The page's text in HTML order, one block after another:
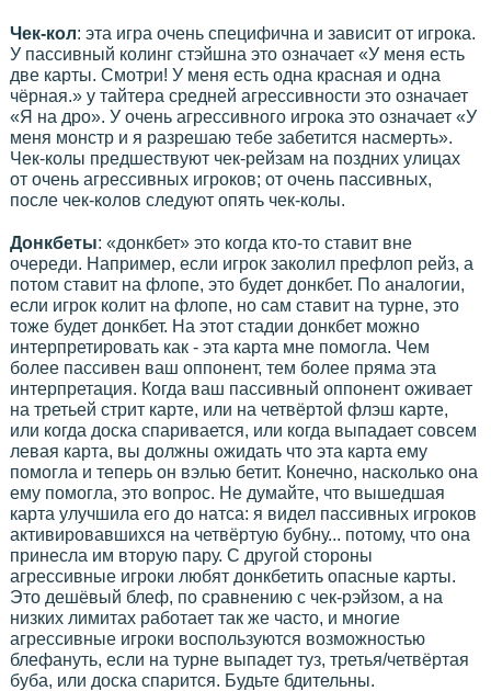
Чек-кол: эта игра очень специфична и зависит от игрока.
У пассивный колинг стэйшна это означает «У меня есть
две карты. Смотри! У меня есть одна красная и одна
чёрная.» у тайтера средней агрессивности это означает
«Я на дро». У очень агрессивного игрока это означает «У
меня монстр и я разрешаю тебе забетится насмерть».
Чек-колы предшествуют чек-рейзам на поздних улицах
от очень агрессивных игроков; от очень пассивных,
после чек-колов следуют опять чек-колы.
Донкбеты: «донкбет» это когда кто-то ставит вне
очереди. Например, если игрок заколил префлоп рейз, а
потом ставит на флопе, это будет донкбет. По аналогии,
если игрок колит на флопе, но сам ставит на турне, это
тоже будет донкбет. На этот стадии донкбет можно
интерпретировать как - эта карта мне помогла. Чем
более пассивен ваш оппонент, тем более пряма эта
интерпретация. Когда ваш пассивный оппонент оживает
на третьей стрит карте, или на четвёртой флэш карте,
или когда доска спаривается, или когда выпадает совсем
левая карта, вы должны ожидать что эта карта ему
помогла и теперь он вэлью бетит. Конечно, насколько она
ему помогла, это вопрос. Не думайте, что вышедшая
карта улучшила его до натса: я видел пассивных игроков
активировавшихся на четвёртую бубну... потому, что она
принесла им вторую пару. С другой стороны
агрессивные игроки любят донкбетить опасные карты.
Это дешёвый блеф, по сравнению с чек-рэйзом, а на
низких лимитах работает так же часто, и многие
агрессивные игроки воспользуются возможностью
блефануть, если на турне выпадет туз, третья/четвёртая
буба, или доска спарится. Будьте бдительны.